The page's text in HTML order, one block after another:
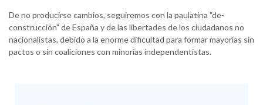
De no producirse cambios, seguiremos con la paulatina "de-
construcción" de España y de las libertades de los ciudadanos no
nacionalistas, debido a la enorme dificultad para formar mayorías sin
pactos o sin coaliciones con minorías independentistas.